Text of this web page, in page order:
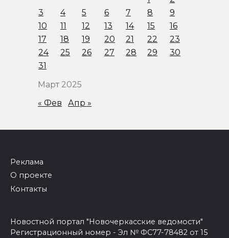
Март 2025
3
4 5 6 7 8
9
10
11 12 13 14 15
16
17
18 19 20 21 22
23
24
25 26 27 28 29
30
31
« Фев Апр »
Реклама
О проекте
Контакты
Новостной портал "Новочеркасские ведомости"
Регистрационный номер - Эл № ФС77-78482 от 15